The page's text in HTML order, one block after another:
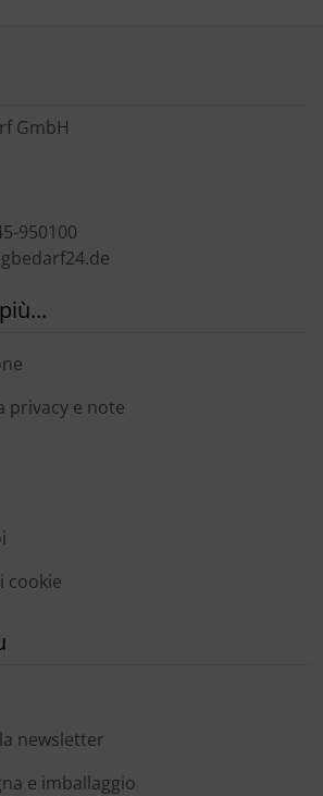
GmbH
950100
privacy e note
cookie
newsletter
e imballaggio